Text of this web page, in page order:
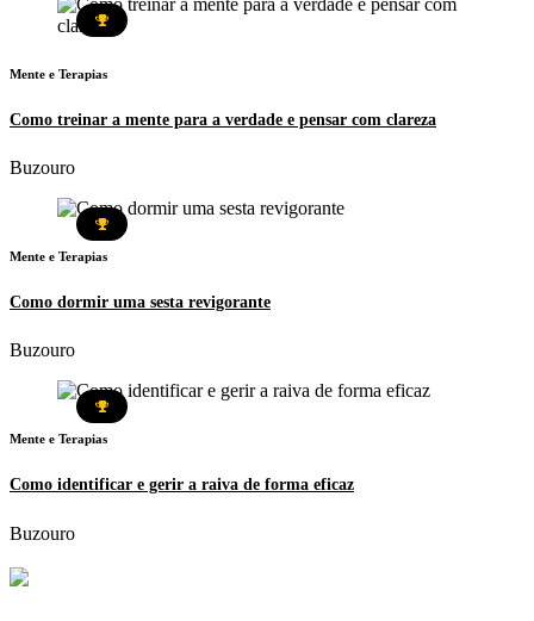
Mente e Terapias
Como treinar a mente para a verdade e pensar com clareza
Buzouro
Mente e Terapias
Como dormir uma sesta revigorante
Buzouro
Mente e Terapias
Como identificar e gerir a raiva de forma eficaz
Buzouro